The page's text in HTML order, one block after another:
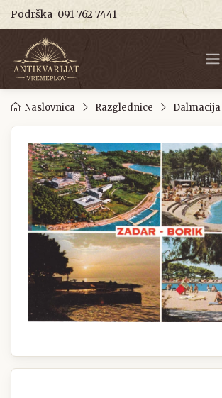
Podrška 091 762 7441
Naslovnica Razglednice Dalmacija